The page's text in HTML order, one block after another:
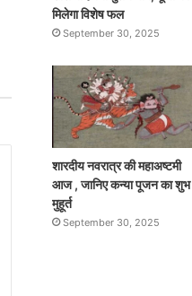
मिलेगा विशेष फल
September 30, 2025
शारदीय नवरात्र की महाअष्टमी
आज , जानिए कन्या पूजन का शुभ
मुहूर्त
September 30, 2025